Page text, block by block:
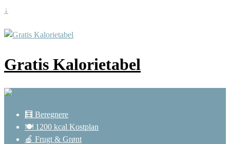
↓
Gratis Kalorietabel
🧮 Beregnere
🍽️ 1200 kcal Kostplan
🍎 Frugt & Grønt